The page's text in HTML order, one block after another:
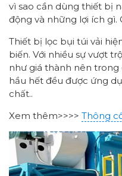
vì sao cần dùng thiết bị
động và những lợi ích gì.
Thiết bị lọc bụi túi vải
biến. Với nhiều sự vượt
như giá thành nên
hầu hết đều được ứng
chất..
Xem thêm>>>> Thông